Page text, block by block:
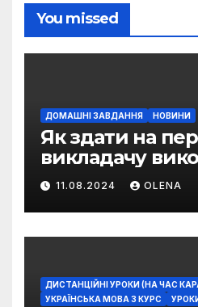
You missed
ДОМАШНІ ЗАВДАННЯ НОВИНИ
Як здати на
викладачу
домашнє
11.08.2024 OLENA
ДИСТАНЦІЙНІ УРОКИ (НА ЧАС
УКРАЇНСЬКА МОВА 3 КУРС